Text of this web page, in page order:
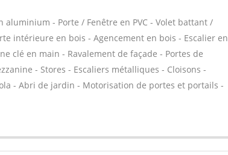
- Porte / Fenêtre en PVC - Volet battant /
intérieure en bois - Agencement en bois - Escalier en
clé en main - Ravalement de façade - Portes de
- Stores - Escaliers métalliques - Cloisons -
- Abri de jardin - Motorisation de portes et portails -